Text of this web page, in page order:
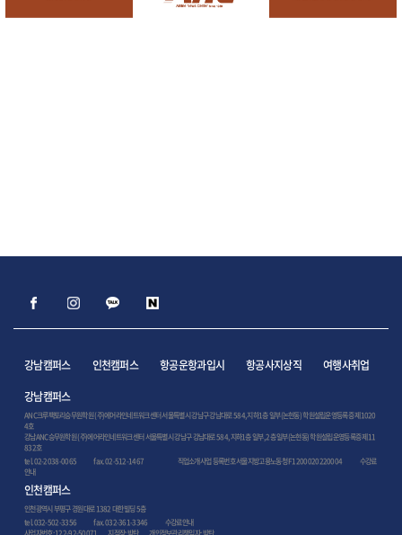
강남캠퍼스 인천캠퍼스 항공운항과입시 항공사지상직
여행사취업
강남캠퍼스
ANC크루팩토리승무원학원 (주)에어라인네트워크센터 서울특별시 강남구 강남대로 584, 지하1층 일부(논현동) 학원설립운영등록증 제1020
4호
강남ANC승무원학원 (주)에어라인네트워크센터 서울특별시 강남구 강남대로 584, 지하1층 일부, 2층 일부(논현동) 학원설립운영등록증 제11
832호
tel. 02-2038-0065
fax. 02-512-1467 직업소개사업 등록번호 서울지방고용노동청 F1200020220004
수강료
안내
인천캠퍼스
인천광역시 부평구 경원대로 1382 대한빌딩 5층
tel. 032-502-3356
fax. 032-361-3346
수강료안내